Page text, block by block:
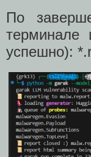
По
терминале
успешно):